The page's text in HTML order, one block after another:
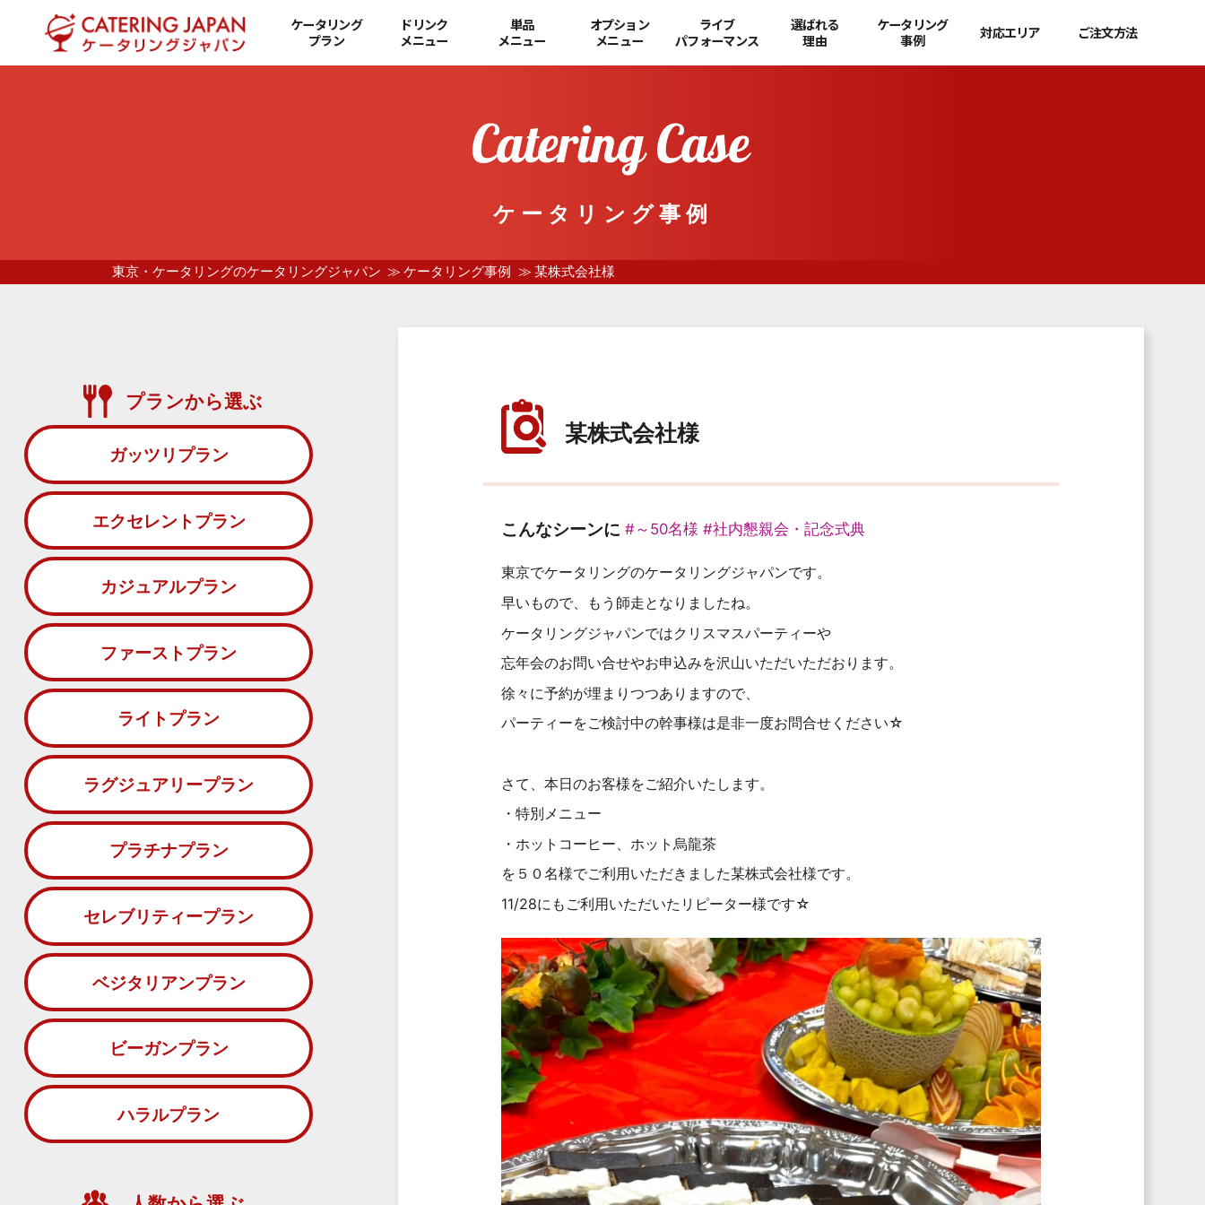
ケータリング
プラン
ドリンク
メニュー
単品
メニュー
オプション
メニュー
ライブ
パフォーマンス
選ばれる
理由
ケータリング
事例
対応エリア ご注文方法
ケータリング事例
東京・ケータリングのケータリングジャパン ケータリング事例 某株式会社様
某株式会社様
こんなシーンに #～50名様 #社内懇親会・記念式典
東京でケータリングのケータリングジャパンです。
早いもので、もう師走となりましたね。
ケータリングジャパンではクリスマスパーティーや
忘年会のお問い合せやお申込みを沢山いただいただおります。
徐々に予約が埋まりつつありますので、
パーティーをご検討中の幹事様は是非一度お問合せください☆
さて、本日のお客様をご紹介いたします。
・特別メニュー
・ホットコーヒー、ホット烏龍茶
を５０名様でご利用いただきました某株式会社様です。
11/28にもご利用いただいたリピーター様です☆
プランから選ぶ
ガッツリプラン
エクセレントプラン
カジュアルプラン
ファーストプラン
ライトプラン
ラグジュアリープラン
プラチナプラン
セレブリティープラン
ベジタリアンプラン
ビーガンプラン
ハラルプラン